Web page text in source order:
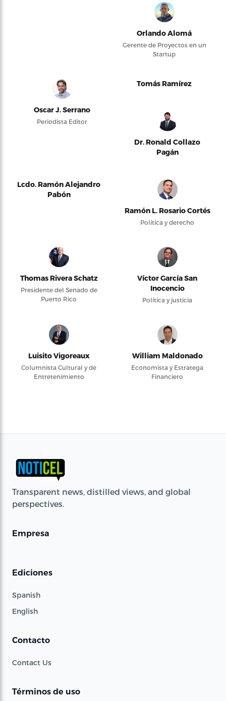
Orlando Alomá
Gerente de Proyectos en un
Startup
Oscar J. Serrano
Periodista Editor
Tomás Ramírez
Dr. Ronald Collazo
Pagán
Lcdo. Ramón Alejandro
Pabón
Ramón L. Rosario Cortés
Política y derecho
Thomas Rivera Schatz
Presidente del Senado de
Puerto Rico
Víctor García San
Inocencio
Política y justicia
Luisito Vigoreaux
Columnista Cultural y de
Entretenimiento
William Maldonado
Economista y Estratega
Financiero
Transparent news, distilled views, and global
perspectives.
Empresa
Ediciones
Spanish
English
Contacto
Contact Us
Términos de uso